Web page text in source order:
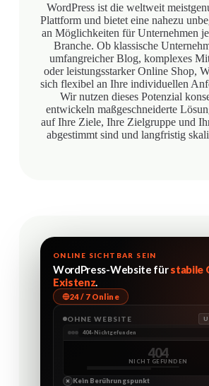
WordPress ist die weltweit
Plattform und bietet eine nahezu
an Möglichkeiten für Unternehmen
Branche. Ob klassische
umfangreicher Blog, komplexes
oder leistungsstarker Online Shop,
sich flexibel an Ihre individuellen
Wir nutzen dieses Potenzial
entwickeln maßgeschneiderte
auf Ihre Ziele, Ihre Zielgruppe und
abgestimmt sind und langfristig
ONLINE SICHTBAR SEIN
WordPress-Website fürstabile
Existenz.
24 / 7 Online
OHNE WEBSITE
404 · Nicht gefunden
404
NICHT GEFUNDEN
Kein Berührungspunkt